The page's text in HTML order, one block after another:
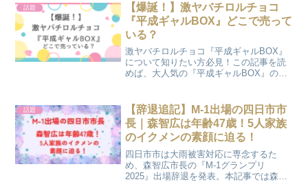
話題
【爆誕！】激ヤバチロルチョコ
『平成ギャルBOX』どこで売って
いる？
激ヤバチロルチョコ『平成ギャルBOX』
について知りたい方必見！この記事を読
めば、大人気の『平成ギャルBOX』のフ
話題
【辞退追記】M-1出場の四日市市
長｜森智広は年齢47歳！5人家族
のイクメンの素顔に迫る！
四日市市は大雨被害対応に専念するた
め、森智広市長の『M-1グランプリ
2025』出場辞退を発表。本記事では森智